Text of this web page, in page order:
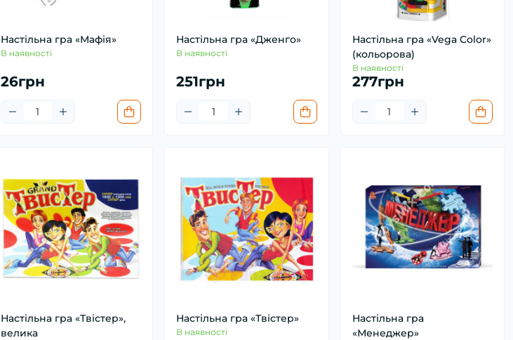
Настільна гра «Мафія»
В наявності
26грн
Настільна гра «Дженго»
В наявності
251грн
Настільна гра «Vega Color»
(кольорова)
В наявності
277грн
Настільна гра «Твістер»,
велика
Настільна гра «Твістер»
В наявності
Настільна гра
«Менеджер»